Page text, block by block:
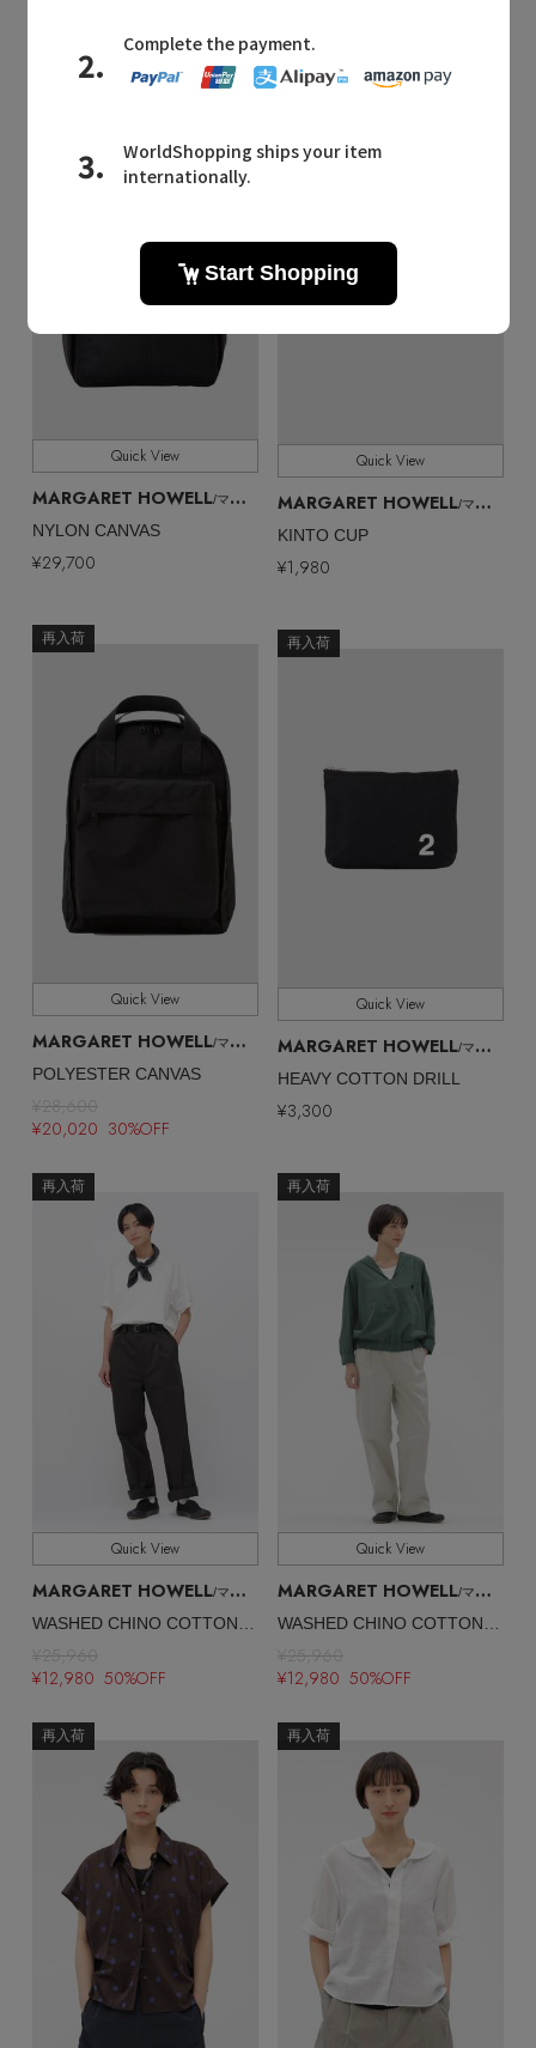
¥20,020 30%OFF
Quick View
MARGARET HOWELL/マーガレット・ハウエル
NYLON CANVAS
¥29,700
Quick View
MARGARET HOWELL/マーガレット・ハウエル
KINTO CUP
¥1,980
再入荷
Quick View
MARGARET HOWELL/マーガレット・ハウエル
POLYESTER CANVAS
¥28,600
¥20,020 30%OFF
再入荷
Quick View
MARGARET HOWELL/マーガレット・ハウエル
HEAVY COTTON DRILL
¥3,300
再入荷
Quick View
MARGARET HOWELL/マーガレット・ハウエル
¥25,960
¥12,980 50%OFF
再入荷
Quick View
MARGARET HOWELL/マーガレット・ハウエル
¥25,960
¥12,980 50%OFF
再入荷 再入荷